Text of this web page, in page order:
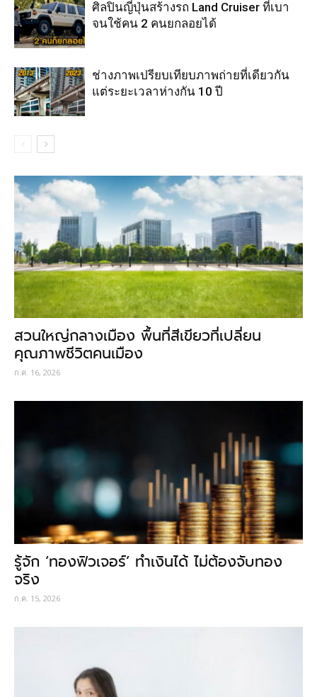
ศิลปินญี่ปุ่นสร้างรถ Land Cruiser ที่เบา
จนใช้คน 2 คนยกลอยได้
ช่างภาพเปรียบเทียบภาพถ่ายที่เดียวกัน
แต่ระยะเวลาห่างกัน 10 ปี
สวนใหญ่กลางเมือง พื้นที่สีเขียวที่เปลี่ยน
คุณภาพชีวิตคนเมือง
ก.ค. 16, 2026
รู้จัก ‘ทองฟิวเจอร์’ ทำเงินได้ ไม่ต้องจับทอง
จริง
ก.ค. 15, 2026